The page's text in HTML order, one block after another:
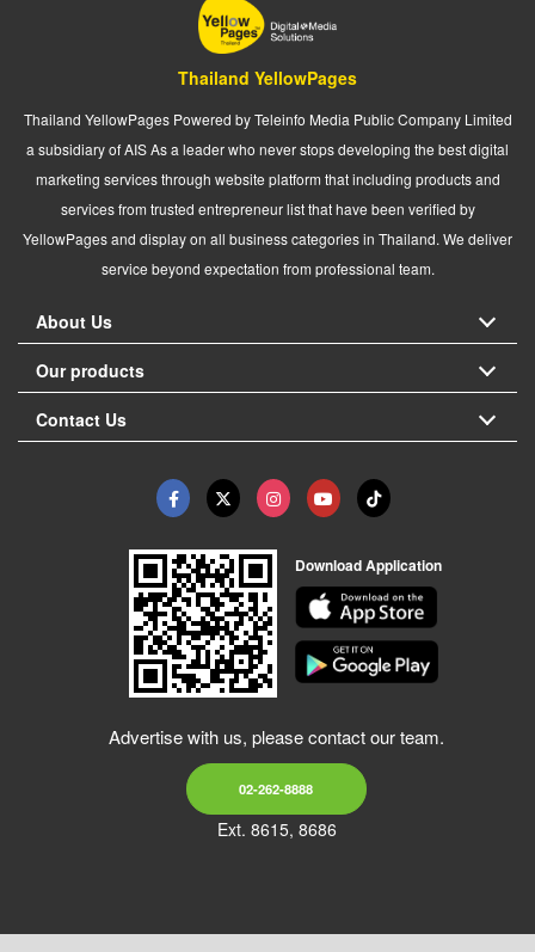
Thailand YellowPages
Thailand YellowPages Powered by Teleinfo Media Public Company Limited
a subsidiary of AIS As a leader who never stops developing the best digital
marketing services through website platform that including products and
services from trusted entrepreneur list that have been verified by
YellowPages and display on all business categories in Thailand. We deliver
service beyond expectation from professional team.
About Us
Our products
Contact Us
Download Application
Advertise with us, please contact our team.
02-262-8888
Ext. 8615, 8686